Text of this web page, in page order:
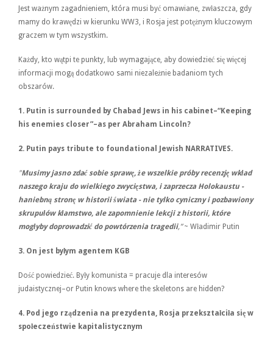
Jest ważnym zagadnieniem, która musi być omawiane, zwłaszcza, gdy
mamy do krawędzi w kierunku WW3, i Rosja jest potężnym kluczowym
graczem w tym wszystkim.
Każdy, kto wątpi te punkty, lub wymagające, aby dowiedzieć się więcej
informacji mogą dodatkowo sami niezależnie badaniom tych
obszarów.
1. Putin is surrounded by Chabad Jews in his cabinet–“Keeping
his enemies closer”–as per Abraham Lincoln?
2. Putin pays tribute to foundational Jewish NARRATIVES.
"Musimy jasno zdać sobie sprawę, że wszelkie próby recenzję wkład
naszego kraju do wielkiego zwycięstwa, i zaprzecza Holokaustu -
haniebną stronę w historii świata - nie tylko cyniczny i pozbawiony
skrupułów kłamstwo, ale zapomnienie lekcji z historii, które
mogłyby doprowadzić do powtórzenia tragedii,”~ Władimir Putin
3. On jest byłym agentem KGB
Dość powiedzieć. Były komunista = pracuje dla interesów
judaistycznej–or Putin knows where the skeletons are hidden?
4. Pod jego rządzenia na prezydenta, Rosja przekształciła się w
społeczeństwie kapitalistycznym